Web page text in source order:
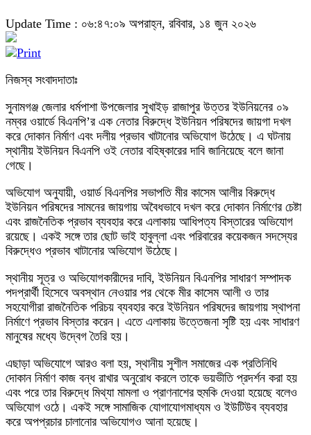
Update Time : ০৬:৪৭:০৯ অপরাহ্ন, রবিবার, ১৪ জুন ২০২৬
নিজস্ব সংবাদদাতাঃ
সুনামগঞ্জ জেলার ধর্মপাশা উপজেলার সুখাইড় রাজাপুর উত্তর ইউনিয়নের ০৯
নম্বর ওয়ার্ডে বিএনপি’র এক নেতার বিরুদ্ধে ইউনিয়ন পরিষদের জায়গা দখল
করে দোকান নির্মাণ এবং দলীয় প্রভাব খাটানোর অভিযোগ উঠেছে। এ ঘটনায়
স্থানীয় ইউনিয়ন বিএনপি ওই নেতার বহিষ্কারের দাবি জানিয়েছে বলে জানা
গেছে।
অভিযোগ অনুযায়ী, ওয়ার্ড বিএনপির সভাপতি মীর কাসেম আলীর বিরুদ্ধে
ইউনিয়ন পরিষদের সামনের জায়গায় অবৈধভাবে দখল করে দোকান নির্মাণের চেষ্টা
এবং রাজনৈতিক প্রভাব ব্যবহার করে এলাকায় আধিপত্য বিস্তারের অভিযোগ
রয়েছে। একই সঙ্গে তার ছোট ভাই হাবুল্লা এবং পরিবারের কয়েকজন সদস্যের
বিরুদ্ধেও প্রভাব খাটানোর অভিযোগ উঠেছে।
স্থানীয় সূত্র ও অভিযোগকারীদের দাবি, ইউনিয়ন বিএনপির সাধারণ সম্পাদক
পদপ্রার্থী হিসেবে অবস্থান নেওয়ার পর থেকে মীর কাসেম আলী ও তার
সহযোগীরা রাজনৈতিক পরিচয় ব্যবহার করে ইউনিয়ন পরিষদের জায়গায় স্থাপনা
নির্মাণে প্রভাব বিস্তার করেন। এতে এলাকায় উত্তেজনা সৃষ্টি হয় এবং সাধারণ
মানুষের মধ্যে উদ্বেগ তৈরি হয়।
এছাড়া অভিযোগে আরও বলা হয়, স্থানীয় সুশীল সমাজের এক প্রতিনিধি
দোকান নির্মাণ কাজ বন্ধ রাখার অনুরোধ করলে তাকে ভয়ভীতি প্রদর্শন করা হয়
এবং পরে তার বিরুদ্ধে মিথ্যা মামলা ও প্রাণনাশের হুমকি দেওয়া হয়েছে বলেও
অভিযোগ ওঠে। একই সঙ্গে সামাজিক যোগাযোগমাধ্যম ও ইউটিউব ব্যবহার
করে অপপ্রচার চালানোর অভিযোগও আনা হয়েছে।